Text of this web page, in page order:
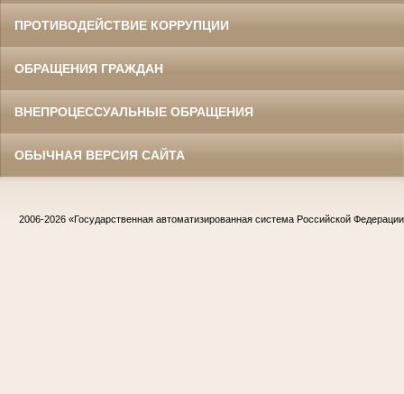
ПРОТИВОДЕЙСТВИЕ КОРРУПЦИИ
ОБРАЩЕНИЯ ГРАЖДАН
ВНЕПРОЦЕССУАЛЬНЫЕ ОБРАЩЕНИЯ
ОБЫЧНАЯ ВЕРСИЯ САЙТА
2006-2026 «Государственная автоматизированная система Российской